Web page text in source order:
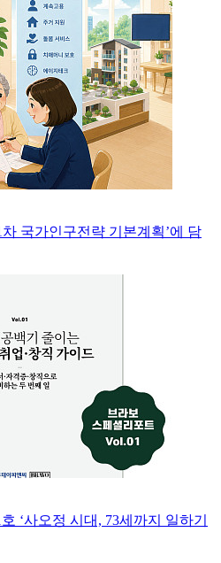
차 국가인구전략 기본계획’에 담
‘사오정 시대, 73세까지 일하기